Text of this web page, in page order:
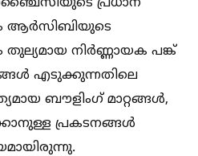
പ്രധാന
ആർസിബിയുടെ
തുല്യമായ നിർണ്ണായക പങ്ക്
എടുക്കുന്നതിലെ
ബൗളിംഗ് മാറ്റങ്ങള്‍,
പ്രകടനങ്ങള്‍